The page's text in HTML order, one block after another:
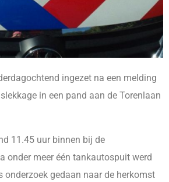
ingezet na een melding
in een pand aan de Torenlaan
11.45 uur binnen bij de
onder meer één tankautospuit werd
onderzoek gedaan naar de herkomst